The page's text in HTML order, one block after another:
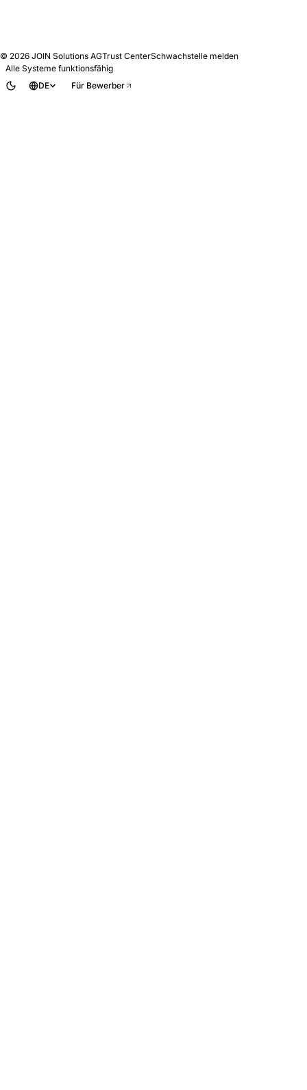
© 2026 JOIN Solutions AGTrust CenterSchwachstelle melden
Alle Systeme funktionsfähig
DE
Für Bewerber